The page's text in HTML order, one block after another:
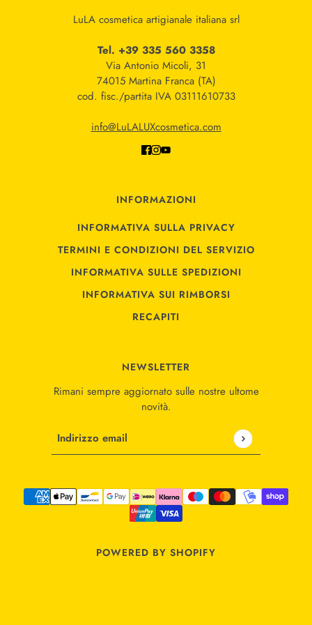
LuLA cosmetica artigianale italiana srl
Tel. +39 335 560 3358
Via Antonio Micoli, 31
74015 Martina Franca (TA)
cod. fisc./partita IVA 03111610733
info@LuLALUXcosmetica.com
INFORMAZIONI
INFORMATIVA SULLA PRIVACY
TERMINI E CONDIZIONI DEL SERVIZIO
INFORMATIVA SULLE SPEDIZIONI
INFORMATIVA SUI RIMBORSI
RECAPITI
NEWSLETTER
Rimani sempre aggiornato sulle nostre ultome
novità.
Indirizzo email
Questo sito è protetto da hCaptcha e applica le
POWERED BY SHOPIFY